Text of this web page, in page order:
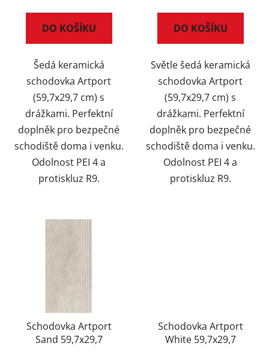
DO KOŠÍKU
Šedá keramická
schodovka Artport
(59,7x29,7 cm) s
drážkami. Perfektní
doplněk pro bezpečné
schodiště doma i venku.
Odolnost PEI 4 a
protiskluz R9.
DO KOŠÍKU
Světle šedá keramická
schodovka Artport
(59,7x29,7 cm) s
drážkami. Perfektní
doplněk pro bezpečné
schodiště doma i venku.
Odolnost PEI 4 a
protiskluz R9.
Schodovka Artport
Sand 59,7x29,7
Schodovka Artport
White 59,7x29,7